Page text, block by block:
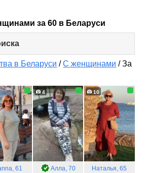
за 60 в Беларуси
to
expand
в Беларуси /С женщинами /За
, 61
4
Алла, 70
10
Наталья, 65